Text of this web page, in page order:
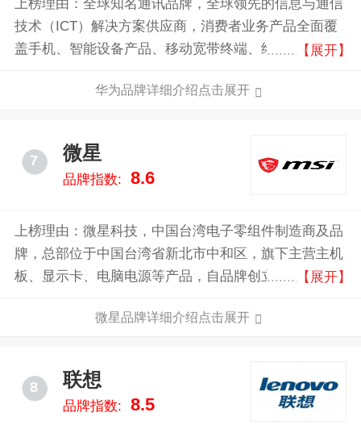
上榜理由：全球知名通讯品牌，全球领先的信息与通信
技术（ICT）解决方案供应商，消费者业务产品全面覆
盖手机、智能设备产品、移动宽带终端、终端云等，凭
最新的科技带给消费者，让世界各地享受到技术进步的
【展开】
华为品牌详细介绍点击展开
7 微星
品牌指数: 8.6
上榜理由：微星科技，中国台湾电子零组件制造商及品
牌，总部位于中国台湾省新北市中和区，旗下主营主机
板、显示卡、电脑电源等产品，自品牌创立以来，微星
领域的开创者及领导品牌。
【展开】
微星品牌详细介绍点击展开
8 联想
品牌指数: 8.5